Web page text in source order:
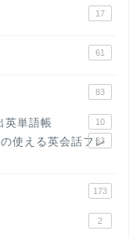
17
61
83
英単語帳 10
使える英会話フレ
63
173
2